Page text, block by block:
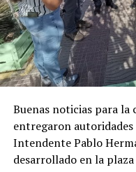
Buenas noticias para la
entregaron autoridades
Intendente Pablo
desarrollado en la